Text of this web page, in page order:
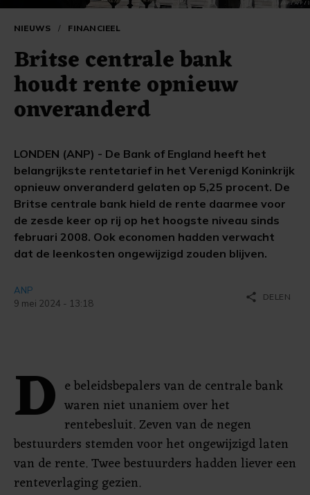
NIEUWS / FINANCIEEL
Britse centrale bank
houdt rente opnieuw
onveranderd
LONDEN (ANP) - De Bank of England heeft het
belangrijkste rentetarief in het Verenigd Koninkrijk
opnieuw onveranderd gelaten op 5,25 procent. De
Britse centrale bank hield de rente daarmee voor
de zesde keer op rij op het hoogste niveau sinds
februari 2008. Ook economen hadden verwacht
dat de leenkosten ongewijzigd zouden blijven.
ANP
9 mei 2024 - 13:18
share DELEN
D e beleidsbepalers van de centrale bank
waren niet unaniem over het
rentebesluit. Zeven van de negen
bestuurders stemden voor het ongewijzigd laten
van de rente. Twee bestuurders hadden liever een
renteverlaging gezien.